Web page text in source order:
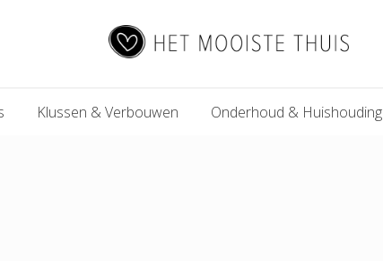
Mooiste
Klussen & Verbouwen Onderhoud & Huishouding